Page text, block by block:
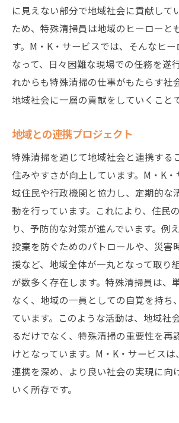
に見えない部分で地域社会に貢献して
ため、特殊清掃員は地域のヒーローと
す。M・K・サービスでは、そんなヒ
なって、日々困難な現場での任務を遂
れからも特殊清掃の仕事がもたらす社
地域社会に一層の貢献をしていくこと
地域との連携プロジェクト
特殊清掃を通じて地域社会と連携する
住みやすさが向上しています。M・K
域住民や行政機関と協力し、定期的な
動を行っています。これにより、住民
り、予防的な対策が進んでいます。例
投棄を防ぐためのパトロールや、災害
援など、地域全体が一丸となって取り
が数多く存在します。特殊清掃員は、
なく、地域の一員としての自覚を持ち
ています。このような活動は、地域社
るだけでなく、特殊清掃の重要性を再
けとなっています。M・K・サービス
連携を深め、より良い社会の実現に向
いく所存です。